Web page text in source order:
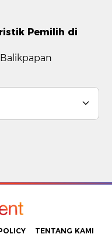
Pemilih di
TENTANG KAMI